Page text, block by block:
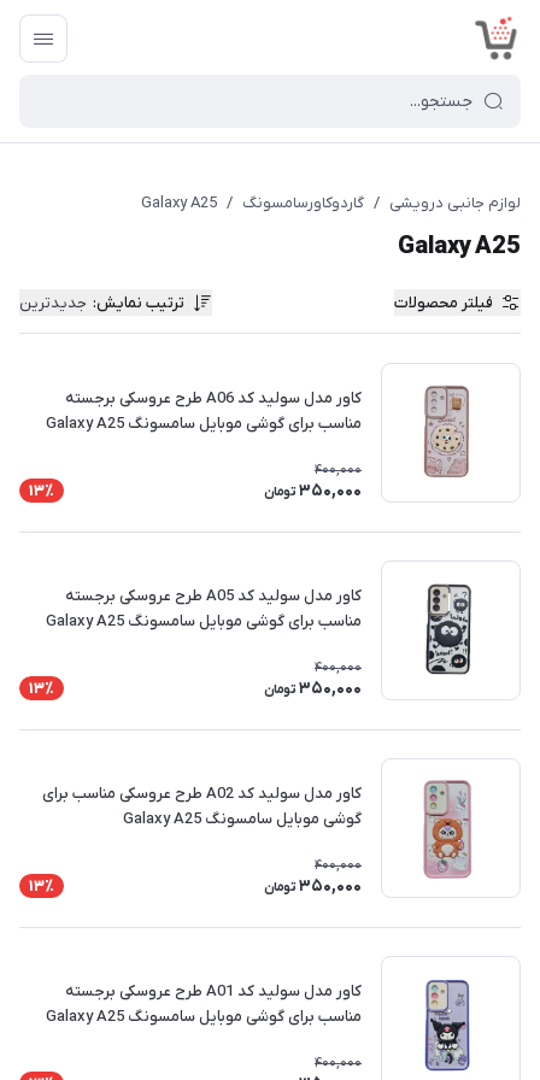
لوازم جانبی درویشی / گاردوکاورسامسونگ /
Galaxy A25
Galaxy A25
فیلتر محصولات ترتیب نمایش: جدیدترین
کاور مدل سولید کد A06 طرح عروسکی برجسته
مناسب برای گوشی موبایل سامسونگ Galaxy A25
400,000
350,000 تومان 13٪
کاور مدل سولید کد A05 طرح عروسکی برجسته
مناسب برای گوشی موبایل سامسونگ Galaxy A25
400,000
350,000 تومان 13٪
کاور مدل سولید کد A02 طرح عروسکی مناسب برای
گوشی موبایل سامسونگ Galaxy A25
400,000
350,000 تومان 13٪
کاور مدل سولید کد A01 طرح عروسکی برجسته
مناسب برای گوشی موبایل سامسونگ Galaxy A25
400,000